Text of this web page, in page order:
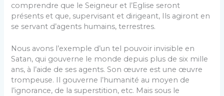
comprendre que le Seigneur et l’Eglise seront
présents et que, supervisant et dirigeant, Ils agiront en
se servant d’agents humains, terrestres.
Nous avons l’exemple d’un tel pouvoir invisible en
Satan, qui gouverne le monde depuis plus de six mille
ans, à l’aide de ses agents. Son œuvre est une œuvre
trompeuse. Il gouverne l’humanité au moyen de
l’ignorance, de la superstition, etc. Mais sous le